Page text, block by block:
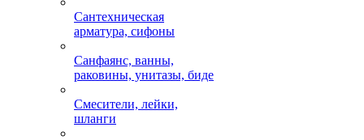
Сантехническая
арматура, сифоны
Санфаянс, ванны,
раковины, унитазы, биде
Смесители, лейки,
шланги